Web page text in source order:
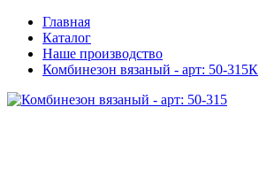
Главная
Каталог
Наше производство
Комбинезон вязаный - арт: 50-315К